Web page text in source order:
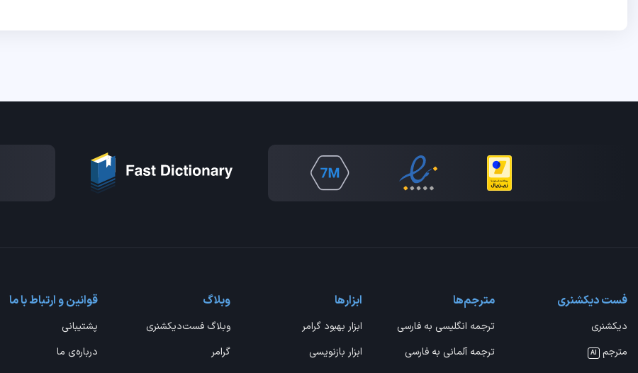
فست دیکشنری
دیکشنری
مترجم
AI
مترجم‌ها
ترجمه انگلیسی به فارسی
ترجمه آلمانی به فارسی
ابزارها
ابزار بهبود گرامر
ابزار بازنویسی
وبلاگ
وبلاگ فست‌دیکشنری
گرامر
قوانین و ارتباط با ما
پشتیبانی
درباره‌ی ما